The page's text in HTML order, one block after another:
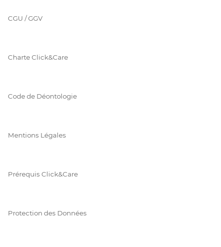
CGU / GGV
Charte Click&Care
Code de Déontologie
Mentions Légales
Prérequis Click&Care
Protection des Données